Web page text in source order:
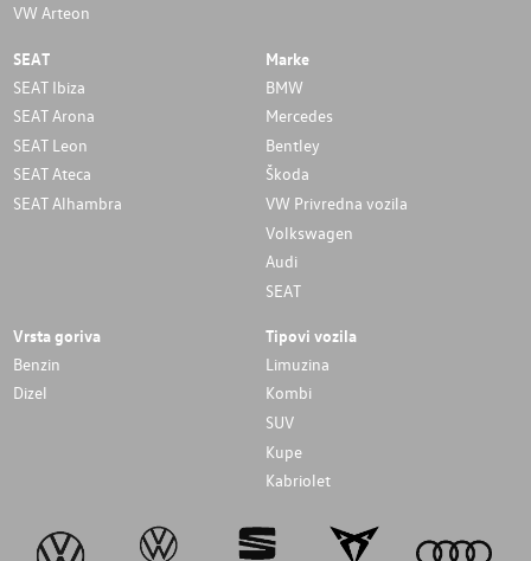
VW Arteon
SEAT
SEAT Ibiza
SEAT Arona
SEAT Leon
SEAT Ateca
SEAT Alhambra
Marke
BMW
Mercedes
Bentley
Škoda
VW Privredna vozila
Volkswagen
Audi
SEAT
Vrsta goriva
Benzin
Dizel
Tipovi vozila
Limuzina
Kombi
SUV
Kupe
Kabriolet